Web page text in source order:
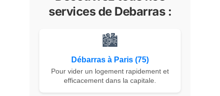
services de Debarras :
🏙️
Débarras à Paris (75)
Pour vider un logement rapidement et
efficacement dans la capitale.